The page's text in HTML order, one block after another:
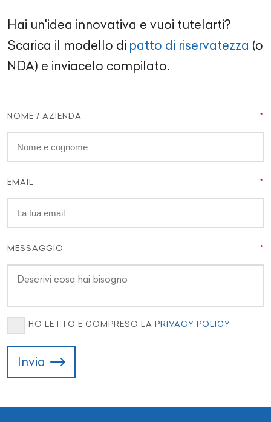
Hai un'idea innovativa e vuoi tutelarti?
Scarica il modello di patto di riservatezza (o
NDA) e inviacelo compilato.
NOME / AZIENDA
EMAIL
MESSAGGIO
HO LETTO E COMPRESO LA PRIVACY POLICY
Invia